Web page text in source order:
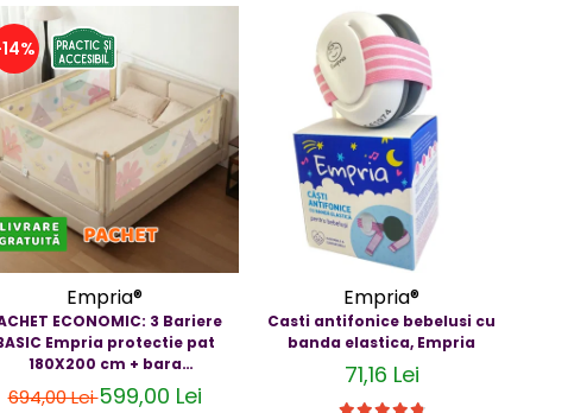
Empria®
ECONOMIC: 3 Bariere
Empria protectie pat
180X200 cm + bara
stabilizatoare
694,00 Lei599,00 Lei
Empria®
Casti antifonice bebelusi cu
banda elastica, Empria
71,16 Lei